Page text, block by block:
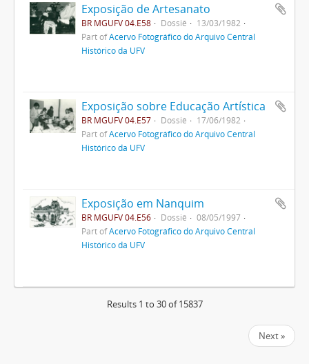
Exposição de Artesanato
BR MGUFV 04.E58 Dossiê
13/03/1982
Part ofAcervo Fotográfico do Arquivo Central
Histórico da UFV
Exposição sobre Educação Artística
BR MGUFV 04.E57 Dossiê
17/06/1982
Part ofAcervo Fotográfico do Arquivo Central
Histórico da UFV
Exposição em Nanquim
BR MGUFV 04.E56 Dossiê
08/05/1997
Part ofAcervo Fotográfico do Arquivo Central
Histórico da UFV
Results 1 to 30 of 15837
Next »